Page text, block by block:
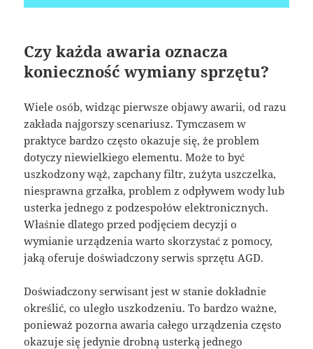
Czy każda awaria oznacza
konieczność wymiany sprzętu?
Wiele osób, widząc pierwsze objawy awarii, od razu
zakłada najgorszy scenariusz. Tymczasem w
praktyce bardzo często okazuje się, że problem
dotyczy niewielkiego elementu. Może to być
uszkodzony wąż, zapchany filtr, zużyta uszczelka,
niesprawna grzałka, problem z odpływem wody lub
usterka jednego z podzespołów elektronicznych.
Właśnie dlatego przed podjęciem decyzji o
wymianie urządzenia warto skorzystać z pomocy,
jaką oferuje doświadczony serwis sprzętu AGD.
Doświadczony serwisant jest w stanie dokładnie
określić, co uległo uszkodzeniu. To bardzo ważne,
ponieważ pozorna awaria całego urządzenia często
okazuje się jedynie drobną usterką jednego